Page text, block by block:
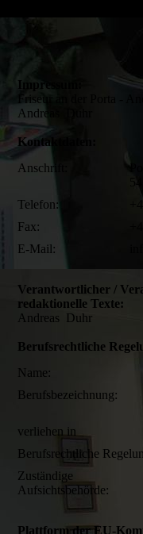
Impressum:
Friseur an der Porta -
Andreas Duhr
Kontaktdaten:
Anschrift:
Telefon:
Fax:
E-Mail:
Verantwortlicher /
redaktionelle Texte:
Andreas Duhr
Berufsrechtliche
Name:
Berufsbezeichnung:
verliehen in
Berufsrechtliche
Zuständige
Aufsichtsbehörde:
Plattform der EU-